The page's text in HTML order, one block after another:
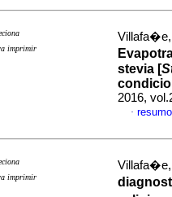
imprimir
Villafa�e,
stevia [
2016,
·
imprimir